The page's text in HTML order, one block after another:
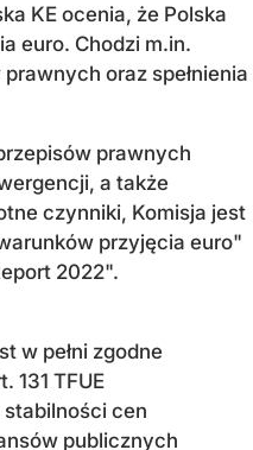
KE ocenia, że Polska
euro. Chodzi m.in.
oraz spełnienia
prawnych
a także
czynniki, Komisja jest
przyjęcia euro"
2022".
w pełni zgodne
131 TFUE
stabilności cen
publicznych